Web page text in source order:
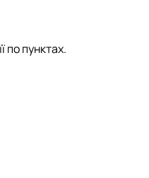
по пунктах.